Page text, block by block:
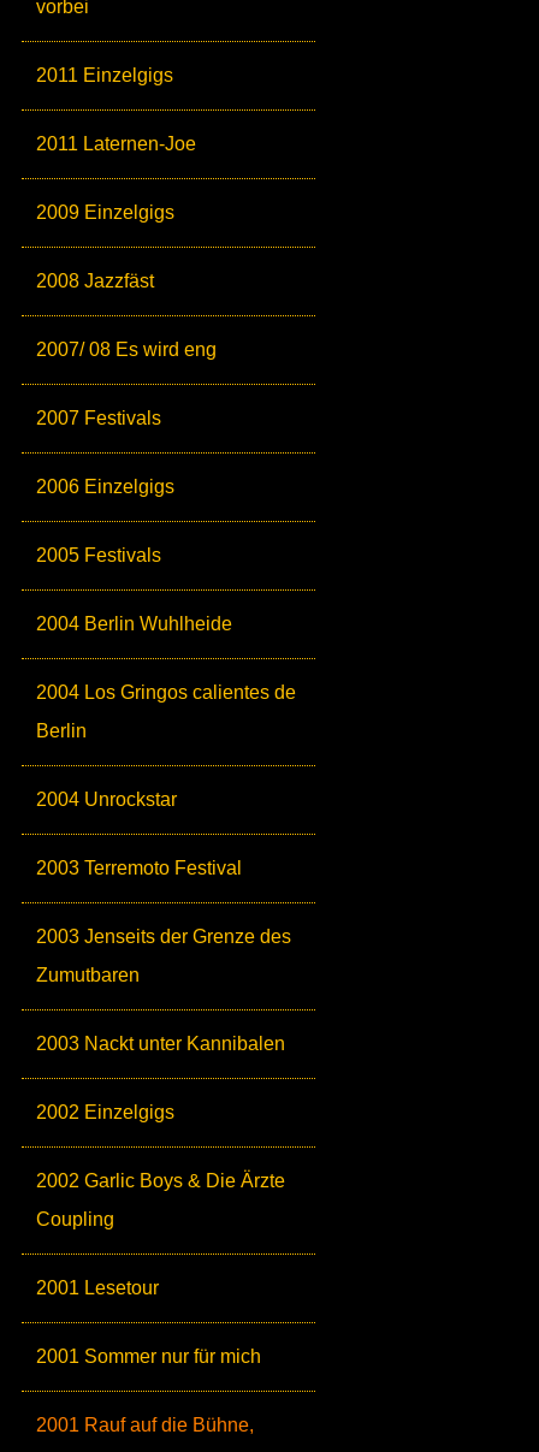
vorbei
2011 Einzelgigs
2011 Laternen-Joe
2009 Einzelgigs
2008 Jazzfäst
2007/ 08 Es wird eng
2007 Festivals
2006 Einzelgigs
2005 Festivals
2004 Berlin Wuhlheide
2004 Los Gringos calientes de
Berlin
2004 Unrockstar
2003 Terremoto Festival
2003 Jenseits der Grenze des
Zumutbaren
2003 Nackt unter Kannibalen
2002 Einzelgigs
2002 Garlic Boys & Die Ärzte
Coupling
2001 Lesetour
2001 Sommer nur für mich
2001 Rauf auf die Bühne,